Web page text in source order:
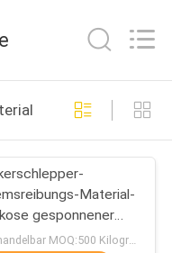
42
Material-
gesponnener
in Rolls
Verhandelbar MOQ:500 Kilogramm